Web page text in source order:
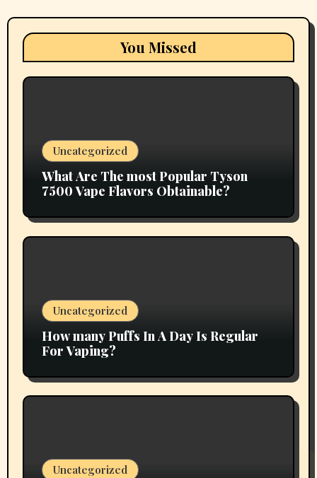
You Missed
Uncategorized
What Are The most Popular Tyson
7500 Vape Flavors Obtainable?
Uncategorized
How many Puffs In A Day Is Regular
For Vaping?
Uncategorized